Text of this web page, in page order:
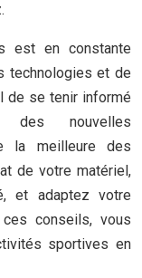
est en constante
technologies et de
de se tenir informé
des nouvelles
la meilleure des
de votre matériel,
et adaptez votre
conseils, vous
sportives en